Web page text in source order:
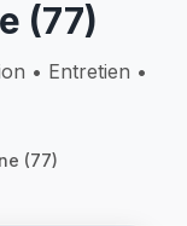
(77)
• Entretien •
(77)